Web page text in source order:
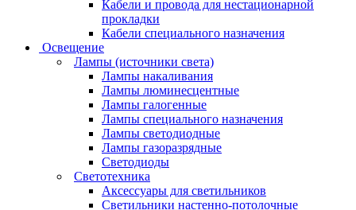
Кабели и провода для нестационарной
прокладки
Кабели специального назначения
Освещение
Лампы (источники света)
Лампы накаливания
Лампы люминесцентные
Лампы галогенные
Лампы специального назначения
Лампы светодиодные
Лампы газоразрядные
Светодиоды
Светотехника
Аксессуары для светильников
Светильники настенно-потолочные